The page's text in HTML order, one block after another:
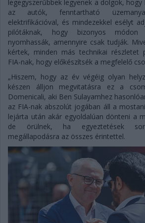
legegyszerűbbek legyenek a dolgok,
az autók, fenntartható
elektrifikációval, és mindezekkel esélyt
pilótáknak, hogy bizonyos módon
nyomhassák, amennyire csak tudják.
kértek, minden más technikai részletet
FIA-nak, hogy előkészítsék a megfelelő
„Hiszem, hogy az év végéig olyan
készen álljon megvitatásra ez a
Domenicali, aki Ben Sulayamhez
az FIA-nak abszolút jogában áll a
lejárta után akár egyoldalúan dönteni a
de örülnek, ha egyeztetések
megállapodásra az összes érintettel.